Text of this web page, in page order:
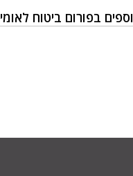
בפורום ביטוח לאומי